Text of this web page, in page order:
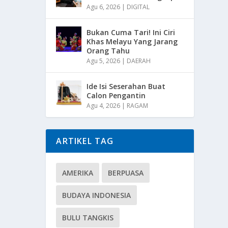
Agu 6, 2026 | DIGITAL
Bukan Cuma Tari! Ini Ciri
Khas Melayu Yang Jarang
Orang Tahu
Agu 5, 2026 | DAERAH
Ide Isi Seserahan Buat
Calon Pengantin
Agu 4, 2026 | RAGAM
ARTIKEL TAG
AMERIKA BERPUASA
BUDAYA INDONESIA
BULU TANGKIS